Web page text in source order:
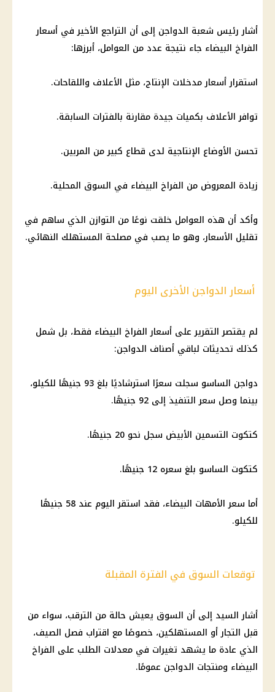
أشار رئيس شعبة الدواجن إلى أن التراجع الأخير في أسعار
الفراخ البيضاء جاء نتيجة عدد من العوامل، أبرزها:
استقرارأسعارمدخلات الإنتاج، مثل الأعلاف واللقاحات.
توافر الأعلاف بكميات جيدة مقارنة بالفترات السابقة.
تحسن الأوضاع الإنتاجية لدى قطاع كبير من المربين.
زيادة المعروض من الفراخ البيضاء في السوق المحلية.
وأكد أن هذه العوامل خلقت نوعًا من التوازن الذي ساهم في
تقليل الأسعار، وهو ما يصب في مصلحة المستهلك النهائي.
أسعار الدواجن الأخرى اليوم
لم يقتصر التقرير على أسعار الفراخ البيضاء فقط، بل شمل
كذلك تحديثات لباقي أصناف الدواجن:
دواجن
الساسو سجلت سعرًا استرشاديًا بلغ 93 جنيهًا للكيلو،
بينما وصل سعر التنفيذ إلى 92 جنيهًا.
كتكوت التسمين الأبيض سجل نحو 20 جنيهًا.
كتكوت الساسو بلغ سعره 12 جنيهًا.
أما سعرالأمهات
البيضاء، فقد استقر اليوم عند 58 جنيهًا
للكيلو.
توقعات السوق في الفترة المقبلة
أشار السيد إلى أن السوق يعيش حالة من الترقب، سواء من
قبل التجار أو المستهلكين، خصوصًا مع اقتراب فصل الصيف،
الذي عادة ما يشهد تغيرات في معدلات الطلب على الفراخ
البيضاء ومنتجات الدواجن عمومًا.